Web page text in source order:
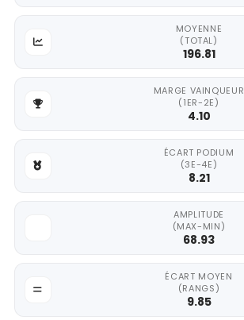
MOYENNE
(TOTAL)
196.81
MARGE VAINQUEUR
(1ER-2E)
4.10
ÉCART PODIUM
(3E-4E)
8.21
AMPLITUDE
(MAX-MIN)
68.93
ÉCART MOYEN
(RANGS)
9.85